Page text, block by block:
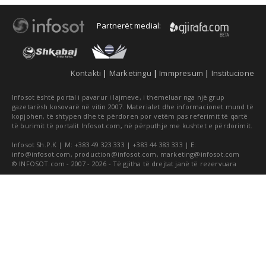
Partnerët medial:
Kontakti | Marketingu | Immpresum | Institucione
Infosot është portal i pavarur i lajmeve, i themeluar nga një grup
gazetarësh kosovarë në vitin 2007. Materialet dhe informacionet mund të
kopjohen, të shtypen dhe të përdoren por vetëm pas referimit të qartë
të burimit të portalit Infosot.com, në përputhje me kushtet e përdorimit.
Infosot Sh.P.K | M: +383 49 323 333 | +383 44 383 333 | E:
info@infosot.com , production@infosot.com , marketing@infosot.com
© INFOSOT.com - 2007 - 2026 - Të gjitha të drejtat janë të rezervuara